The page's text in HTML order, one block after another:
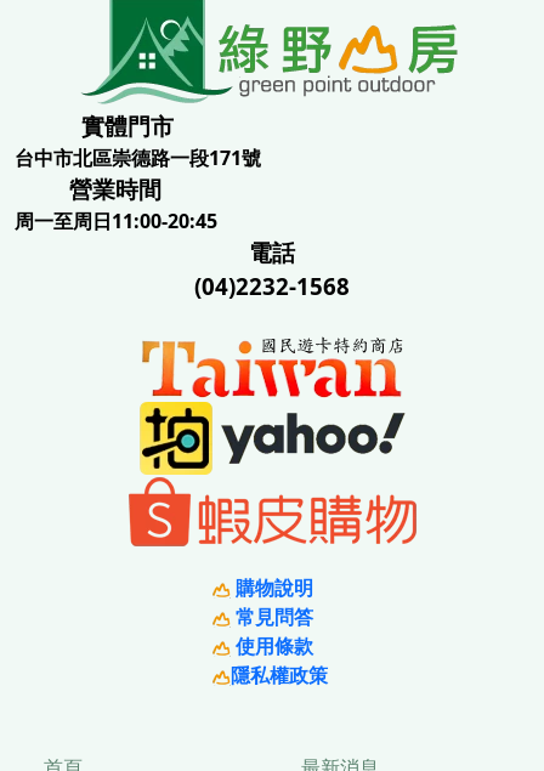
實體門市
台中市北區崇德路一段171號
營業時間
周一至周日11:00-20:45
電話
(04)2232-1568
購物說明
常見問答
使用條款
隱私權政策